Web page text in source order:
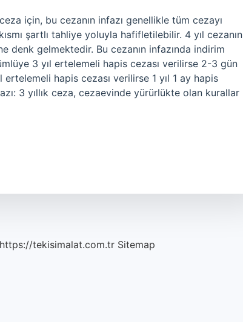
için, bu cezanın infazı genellikle tüm cezayı
şartlı tahliye yoluyla hafifletilebilir. 4 yıl cezanın
denk gelmektedir. Bu cezanın infazında indirim
3 yıl ertelemeli hapis cezası verilirse 2-3 gün
ertelemeli hapis cezası verilirse 1 yıl 1 ay hapis
3 yıllık ceza, cezaevinde yürürlükte olan kurallar
https://tekisimalat.com.tr Sitemap